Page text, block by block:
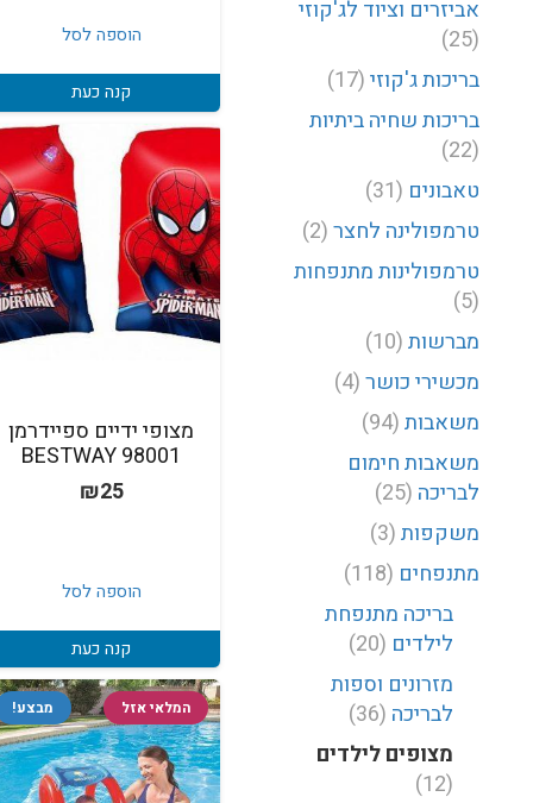
אביזרים וציוד לג'קוזי
(25)
בריכות ג'קוזי(17)
בריכות שחיה ביתיות
(22)
טאבונים (31)
טרמפולינה לחצר(2)
טרמפולינות מתנפחות
(5)
מברשות(10)
מכשירי כושר(4)
משאבות(94)
משאבות חימום
לבריכה (25)
משקפות(3)
מתנפחים (118)
בריכה מתנפחת
לילדים (20)
מזרונים וספות
לבריכה (36)
מצופים לילדים
(12)
הוספה לסל
קנה כעת
מצופי ידיים ספיידרמן
98001 BESTWAY
₪25
הוספה לסל
קנה כעת
מבצע! המלאי אזל